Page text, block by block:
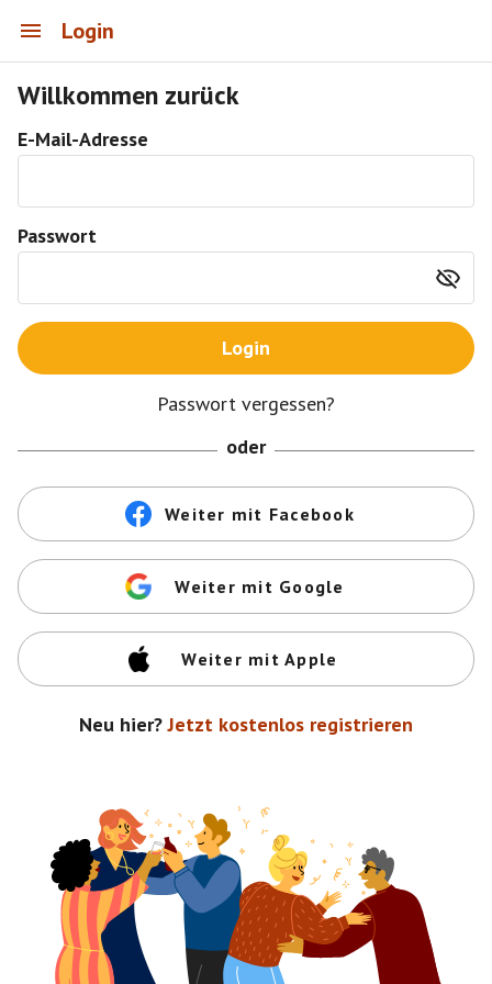
Login
Willkommen zurück
E-Mail-Adresse
Passwort
Login
Passwort vergessen?
oder
Weiter mit Facebook
Weiter mit Google
Weiter mit Apple
Neu hier? Jetzt kostenlos registrieren